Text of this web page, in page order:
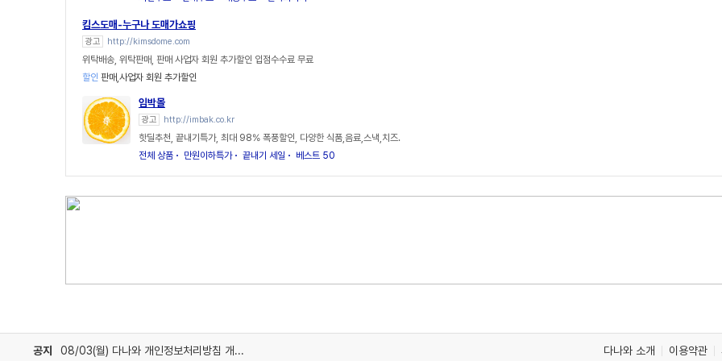
킴스도매-누구나 도매가쇼핑
광고 http://kimsdome.com
위탁배송, 위탁판매, 판매 사업자 회원 추가할인 입점수수료 무료
할인 판매,사업자 회원 추가할인
임박몰
광고 http://imbak.co.kr
핫딜추천, 끝내기특가, 최대 98% 폭풍할인, 다양한 식품,음료,스낵,치즈.
전체 상품
만원이하특가 끝내기 세일 베스트 50
공지 08/03(월) 다나와 개인정보처리방침 개정 안내 다나와 소개 이용약관